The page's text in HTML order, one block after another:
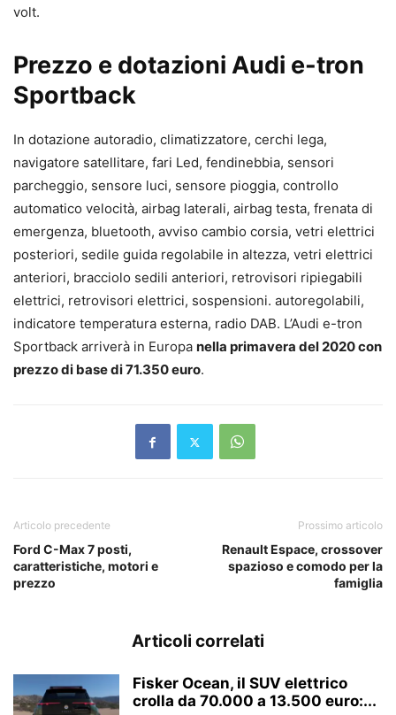
volt.
Prezzo e dotazioni Audi e-tron
Sportback
In dotazione autoradio, climatizzatore, cerchi lega,
navigatore satellitare, fari Led, fendinebbia, sensori
parcheggio, sensore luci, sensore pioggia, controllo
automatico velocità, airbag laterali, airbag testa, frenata di
emergenza, bluetooth, avviso cambio corsia, vetri elettrici
posteriori, sedile guida regolabile in altezza, vetri elettrici
anteriori, bracciolo sedili anteriori, retrovisori ripiegabili
elettrici, retrovisori elettrici, sospensioni. autoregolabili,
indicatore temperatura esterna, radio DAB. L’Audi e-tron
Sportback arriverà in Europa nella primavera del 2020 con
prezzo di base di 71.350 euro.
Articolo precedente
Ford C-Max 7 posti,
caratteristiche, motori e
prezzo
Prossimo articolo
Renault Espace, crossover
spazioso e comodo per la
famiglia
Articoli correlati
Fisker Ocean, il SUV elettrico
crolla da 70.000 a 13.500 euro:...